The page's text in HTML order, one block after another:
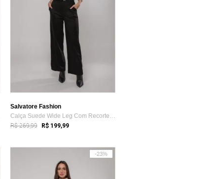
Salvatore Fashion
Calça Suede Wide Leg Com Recorte Salvatore Preto
R$ 269,99 R$ 199,99
-23%